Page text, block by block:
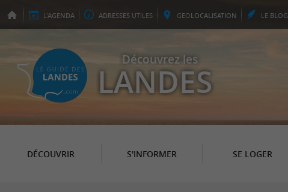
L'AGENDA ADRESSES UTILES GEOLOCALISATION LE BLOG
Découvrez les
LANDES
DÉCOUVRIR S'INFORMER SE LOGER